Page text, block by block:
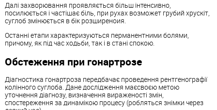
Далі захворювання проявляється більш інтенсивно,
посилюється і частішає біль, при рухах возможет грубий хрускіт,
суглоб змінюється в бік розширеноия.
Останні етапи характеризуються перманентними болями,
причому, як під час ходьби, так і в стані спокою.
Обстеження при гонартрозе
Діагностика гонартроза передбачає проведення рентгенографії
колінного суглоба. Дане дослідження маєсвоєю метою
уточнення діагнозу, визначення вираженості змін,
спостереження за динамікою процесу (робляться знімки через